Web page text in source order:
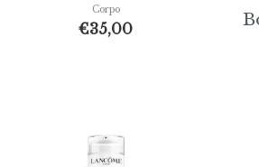
Corpo
€35,00